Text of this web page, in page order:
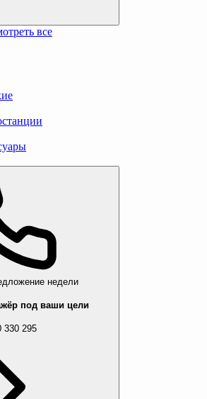
все
недели
под ваши цели
330 295